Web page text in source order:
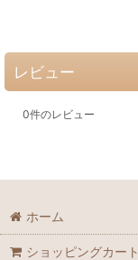
レビュー
0件のレビュー
ホーム
ショッピングカート